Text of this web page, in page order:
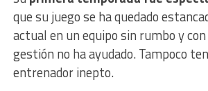
que su juego se ha quedado
actual en un equipo sin rumbo y
gestión no ha ayudado. Tampoco
entrenador inepto.